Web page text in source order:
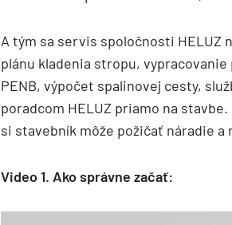
A tým sa servis spoločnosti HELUZ
plánu kladenia stropu,
PENB, výpočet spalinovej cesty,
poradcom HELUZ priamo na
si stavebník môže požičať náradie
Video 1. Ako správne začať: